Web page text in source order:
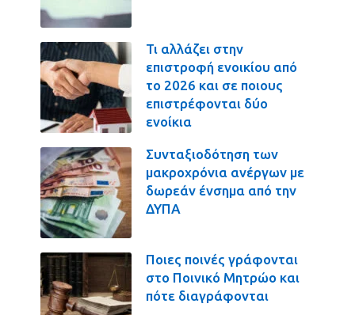
Τι αλλάζει στην
επιστροφή ενοικίου από
το 2026 και σε ποιους
επιστρέφονται δύο
ενοίκια
Συνταξιοδότηση των
μακροχρόνια ανέργων με
δωρεάν ένσημα από την
ΔΥΠΑ
Ποιες ποινές γράφονται
στο Ποινικό Μητρώο και
πότε διαγράφονται